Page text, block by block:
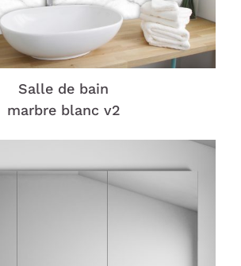
Salle de bain
marbre blanc v2